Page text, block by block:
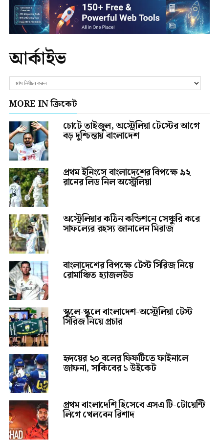
আর্কাইভ
MORE IN ক্রিকেট
চোটে তাইজুল, অস্ট্রেলিয়া টেস্টের আগে
বড় দুশ্চিন্তায় বাংলাদেশ
প্রথম ইনিংসে বাংলাদেশের বিপক্ষে ৯২
রানের লিড নিল অস্ট্রেলিয়া
অস্ট্রেলিয়ার কঠিন কন্ডিশনে সেঞ্চুরি করে
সাফল্যের রহস্য জানালেন মিরাজ
বাংলাদেশের বিপক্ষে টেস্ট সিরিজ নিয়ে
রোমাঞ্চিত হ্যাজলউড
স্কুলে-স্কুলে বাংলাদেশ-অস্ট্রেলিয়া টেস্ট
সিরিজ নিয়ে প্রচার
হৃদয়ের ২০ বলের ফিফটিতে ফাইনালে
জাফনা, সাকিবের ১ উইকেট
প্রথম বাংলাদেশি হিসেবে এসএ টি-টোয়েন্টি
লিগে খেলবেন রিশাদ